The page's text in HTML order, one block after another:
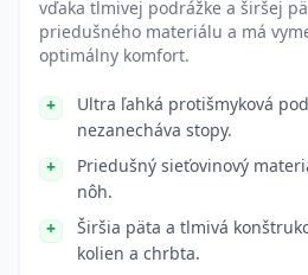
vďaka tlmivej podrážke a širšej
priedušného materiálu a má
optimálny komfort.
Ultra ľahká protišmyková
nezanecháva stopy.
Priedušný sieťovinový
nôh.
Širšia päta a tlmivá
kolien a chrbta.